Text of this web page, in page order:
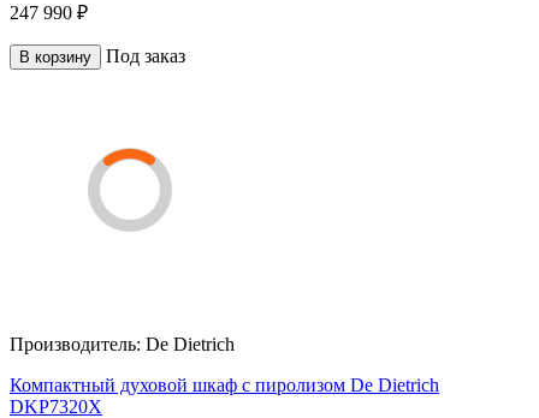
247 990 ₽
В корзину Под заказ
Производитель: De Dietrich
Компактный духовой шкаф с пиролизом De Dietrich
DKP7320X